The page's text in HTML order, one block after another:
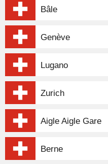
Bâle
Genève
Lugano
Zurich
Aigle Aigle Gare
Berne